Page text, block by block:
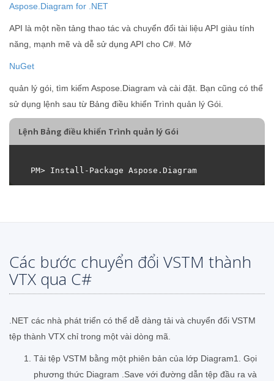
Aspose.Diagram for .NET
API là một nền tảng thao tác và chuyển đổi tài liệu API giàu tính
năng, mạnh mẽ và dễ sử dụng API cho C#. Mở
NuGet
quản lý gói, tìm kiếm Aspose.Diagram và cài đặt. Bạn cũng có thể
sử dụng lệnh sau từ Bảng điều khiển Trình quản lý Gói.
Lệnh Bảng điều khiển Trình quản lý Gói
Các bước chuyển đổi VSTM thành
VTX qua C#
.NET các nhà phát triển có thể dễ dàng tải và chuyển đổi VSTM
tệp thành VTX chỉ trong một vài dòng mã.
Tải tệp VSTM bằng một phiên bản của lớp Diagram1. Gọi
phương thức Diagram .Save với đường dẫn tệp đầu ra và